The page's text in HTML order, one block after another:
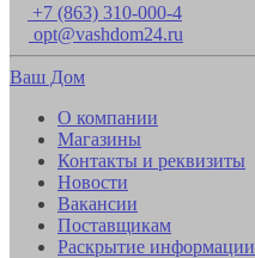
+7 (863) 310-000-4
opt@vashdom24.ru
Ваш Дом
О компании
Магазины
Контакты и реквизиты
Новости
Вакансии
Поставщикам
Раскрытие информации